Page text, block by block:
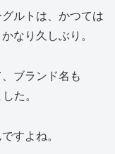
ルトは、かつては
なり久しぶり。
ブランド名も
た。
すよね。